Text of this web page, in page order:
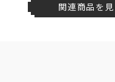
関連商品を見